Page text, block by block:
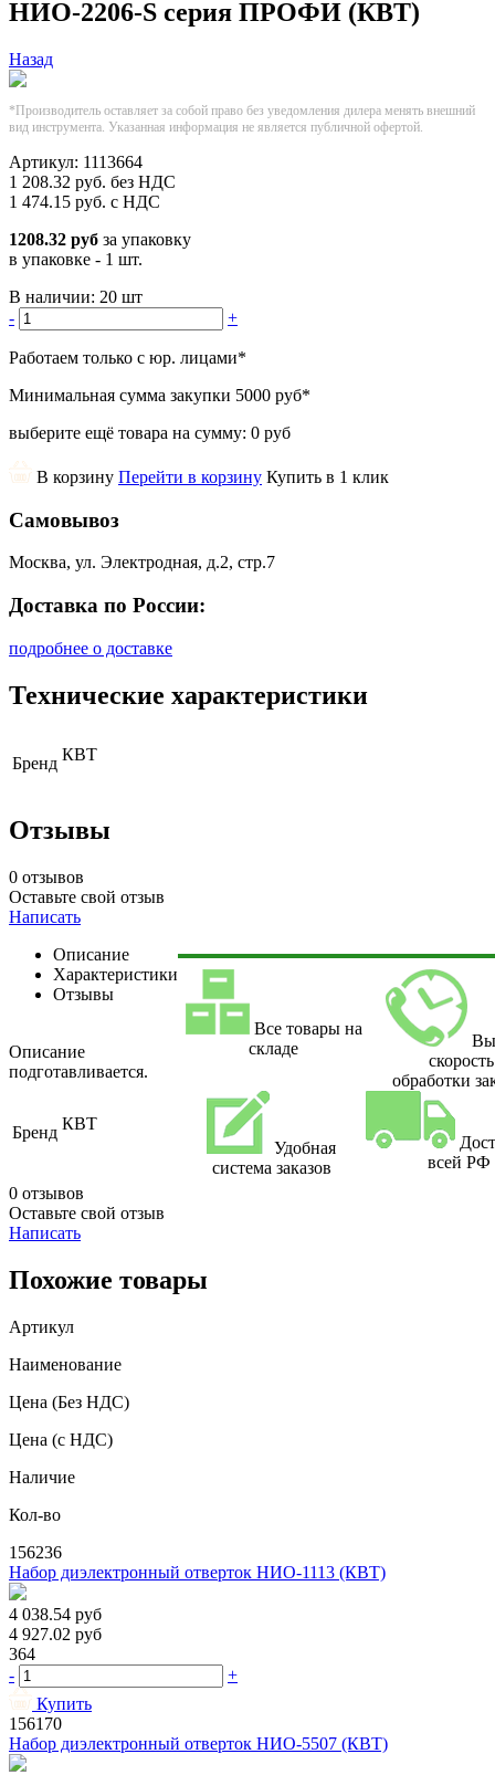
НИО-2206-S серия ПРОФИ (КВТ)
Назад
*Производитель оставляет за собой право без уведомления дилера менять внешний
вид инструмента. Указанная информация не является публичной офертой.
Артикул: 1113664
1 208.32 руб. без НДС
1 474.15 руб. с НДС
1208.32 руб за упаковку
в упаковке - 1 шт.
В наличии: 20 шт
-
+
Работаем только с юр. лицами*
Минимальная сумма закупки 5000 руб*
выберите ещё товара на сумму: 0 руб
В корзину Перейти в корзину Купить в 1 клик
Самовывоз
Москва, ул. Электродная, д.2, стр.7
Доставка по России:
подробнее о доставке
Технические характеристики
Бренд КВТ
Отзывы
0 отзывов
Оставьте свой отзыв
Написать
Описание
Характеристики
Отзывы
Описание
подготавливается.
Бренд КВТ
0 отзывов
Оставьте свой отзыв
Написать
Все товары на
складе
скорость
обработки
Удобная
система заказов
всей РФ
Похожие товары
Артикул
Наименование
Цена (Без НДС)
Цена (с НДС)
Наличие
Кол-во
156236
Набор диэлектронный отверток НИО-1113 (КВТ)
4 038.54 руб
4 927.02 руб
364
-
+
Купить
156170
Набор диэлектронный отверток НИО-5507 (КВТ)